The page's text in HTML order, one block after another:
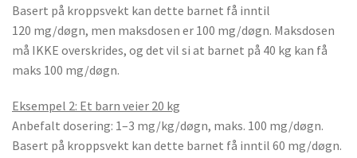
Basert på kroppsvekt kan dette barnet få inntil
120 mg/døgn, men maksdosen er 100 mg/døgn. Maksdosen
må IKKE overskrides, og det vil si at barnet på 40 kg kan få
maks 100 mg/døgn.
Eksempel 2: Et barn veier 20 kg
Anbefalt dosering: 1–3 mg/kg/døgn, maks. 100 mg/døgn.
Basert på kroppsvekt kan dette barnet få inntil 60 mg/døgn.